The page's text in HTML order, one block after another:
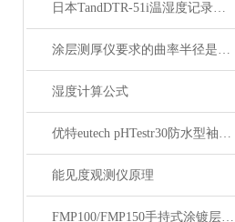
日本TandDTR-51i温湿度记录仪在医疗行业上的应用具体体现在哪些方面呢？
涂层测厚仪要求的曲率半径是什么
湿度计算公式
优特eutech pHTestr30防水型袖珍pH 测试笔
能见度观测仪原理
FMP100/FMP150手持式涂镀层测厚仪技术资料